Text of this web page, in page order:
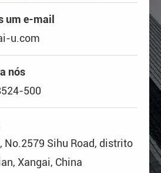
um e-mail
u.com
nós
500
No.2579 Sihu Road, distrito
Xangai, China